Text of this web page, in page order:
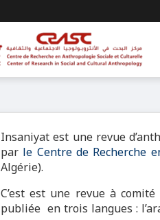
Insaniyat est une revue
par le Centre de Recherche
Algérie).
C’est est une revue à
publiée en trois langues :